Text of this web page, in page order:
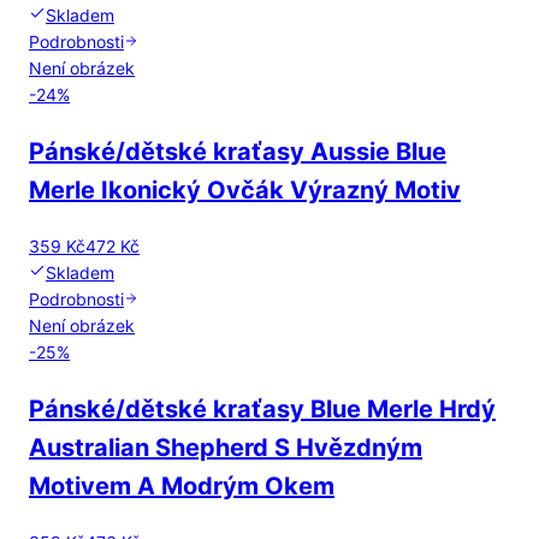
Skladem
Podrobnosti
Není obrázek
-24%
Pánské/dětské kraťasy Aussie Blue
Merle Ikonický Ovčák Výrazný Motiv
359 Kč472 Kč
Skladem
Podrobnosti
Není obrázek
-25%
Pánské/dětské kraťasy Blue Merle Hrdý
Australian Shepherd S Hvězdným
Motivem A Modrým Okem